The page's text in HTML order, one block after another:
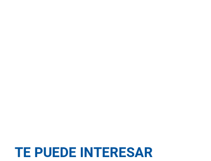
TE PUEDE INTERESAR